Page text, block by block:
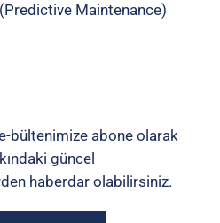
(Predictive Maintenance)
bültenimize abone olarak
güncel
haberdar olabilirsiniz.